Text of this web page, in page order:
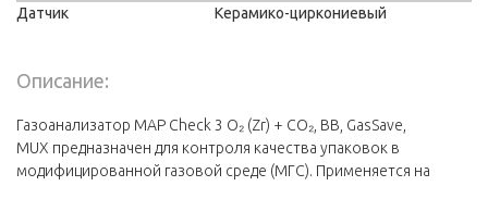
Датчик
Керамико-циркониевый
Описание:
Газоанализатор MAP Check 3 О₂ (Zr) + CО₂, BB, GasSave,
MUX предназначен для контроля качества упаковок в
модифицированной газовой среде (МГС). Применяется на